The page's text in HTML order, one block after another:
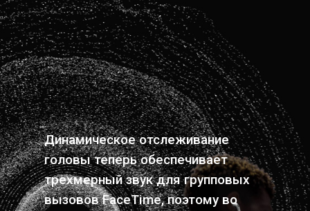
Динамическое отслеживание
головы теперь обеспечивает
трехмерный звук для групповых
вызовов FaceTime, поэтому во